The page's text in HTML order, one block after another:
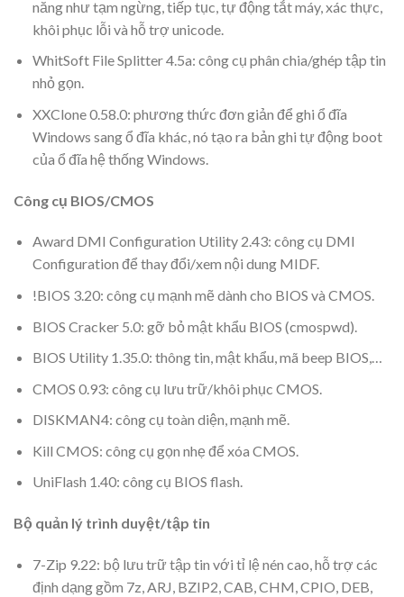
năng như tạm ngừng, tiếp tục, tự động tắt máy, xác thực,
khôi phục lỗi và hỗ trợ unicode.
WhitSoft File Splitter 4.5a: công cụ phân chia/ghép tập tin
nhỏ gọn.
XXClone 0.58.0: phương thức đơn giản để ghi ổ đĩa
Windows sang ổ đĩa khác, nó tạo ra bản ghi tự động boot
của ổ đĩa hệ thống Windows.
Công cụ BIOS/CMOS
Award DMI Configuration Utility 2.43: công cụ DMI
Configuration để thay đổi/xem nội dung MIDF.
!BIOS 3.20: công cụ mạnh mẽ dành cho BIOS và CMOS.
BIOS Cracker 5.0: gỡ bỏ mật khẩu BIOS (cmospwd).
BIOS Utility 1.35.0: thông tin, mật khẩu, mã beep BIOS,…
CMOS 0.93: công cụ lưu trữ/khôi phục CMOS.
DISKMAN4: công cụ toàn diện, mạnh mẽ.
Kill CMOS: công cụ gọn nhẹ để xóa CMOS.
UniFlash 1.40: công cụ BIOS flash.
Bộ quản lý trình duyệt/tập tin
7-Zip 9.22: bộ lưu trữ tập tin với tỉ lệ nén cao, hỗ trợ các
định dạng gồm 7z, ARJ, BZIP2, CAB, CHM, CPIO, DEB,